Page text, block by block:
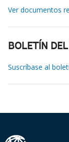
Ver documentos
BOLETÍN
Suscríbase al